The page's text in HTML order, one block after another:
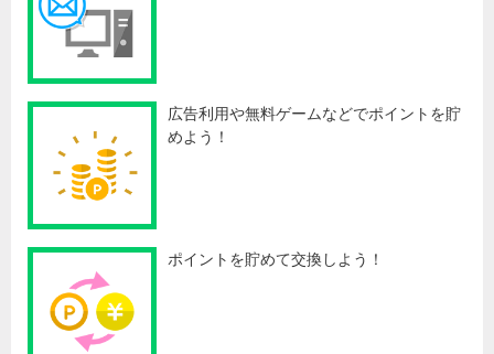
広告利用や無料ゲームなどでポイントを貯
めよう！
ポイントを貯めて交換しよう！